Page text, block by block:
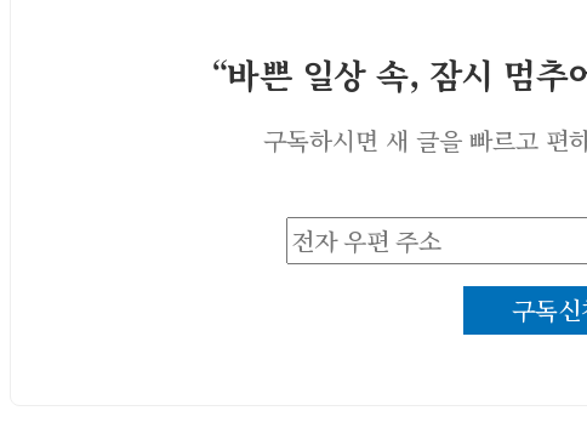
“바쁜 일상 속, 잠시 멈추
구독하시면 새 글을 빠르고 편
전
자
구독신